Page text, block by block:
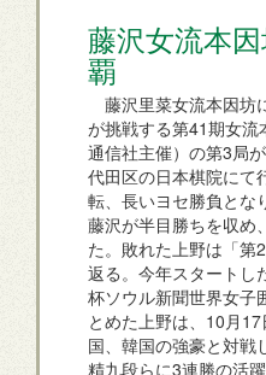
藤沢女流本
覇
藤沢里菜女流本因坊
が挑戦する第41期女流
通信社主催）の第3局
代田区の日本棋院にて
転、長いヨセ勝負とな
藤沢が半目勝ちを収め
た。敗れた上野は「第
返る。今年スタートし
杯ソウル新聞世界女子
とめた上野は、10月
国、韓国の強豪と対戦
精九段らに3連勝の活